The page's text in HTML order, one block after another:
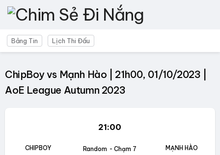
Bảng Tin Lịch Thi Đấu
ChipBoy vs Mạnh Hào | 21h00, 01/10/2023 |
AoE League Autumn 2023
CHIPBOY
21:00
Random - Chạm 7 MẠNH HÀO